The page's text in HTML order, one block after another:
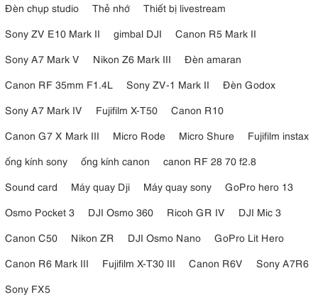
Đèn chụp studio
Thẻ nhớ
Thiết bị livestream
Sony ZV E10 Mark II
gimbal DJI
Canon R5 Mark II
Sony A7 Mark V
Nikon Z6 Mark III
Đèn amaran
Canon RF 35mm F1.4L
Sony ZV-1 Mark II
Đèn Godox
Sony A7 Mark IV
Fujifilm X-T50
Canon R10
Canon G7 X Mark III
Micro Rode Micro Shure
Fujifilm instax
ống kính sony
ống kính canon
canon RF 28 70 f2.8
Sound card
Máy quay Dji Máy quay sony
GoPro hero 13
Osmo Pocket 3
DJI Osmo 360 Ricoh GR IV
DJI Mic 3
Canon C50
Nikon ZR DJI Osmo Nano
GoPro Lit Hero
Canon R6 Mark III
Fujifilm X-T30 III Canon R6V
Sony A7R6
Sony FX5